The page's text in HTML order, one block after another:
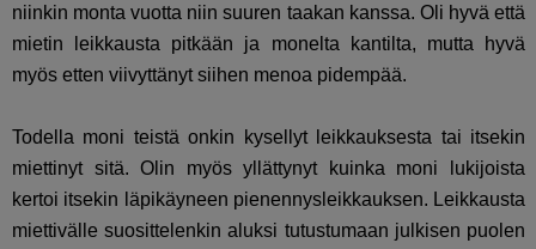
niinkin monta vuotta niin suuren taakan kanssa. Oli hyvä että
mietin leikkausta pitkään ja monelta kantilta, mutta hyvä
myös etten viivyttänyt siihen menoa pidempää.
Todella moni teistä onkin kysellyt leikkauksesta tai itsekin
miettinyt sitä. Olin myös yllättynyt kuinka moni lukijoista
kertoi itsekin läpikäyneen pienennysleikkauksen. Leikkausta
miettivälle suosittelenkin aluksi tutustumaan julkisen puolen